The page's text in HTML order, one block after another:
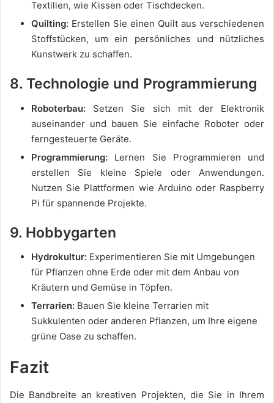
Textilien, wie Kissen oder Tischdecken.
Quilting: Erstellen Sie einen Quilt aus verschiedenen
Stoffstücken, um ein persönliches und nützliches
Kunstwerk zu schaffen.
8. Technologie und Programmierung
Roboterbau: Setzen Sie sich mit der Elektronik
auseinander und bauen Sie einfache Roboter oder
ferngesteuerte Geräte.
Programmierung: Lernen Sie Programmieren und
erstellen Sie kleine Spiele oder Anwendungen.
Nutzen Sie Plattformen wie Arduino oder Raspberry
Pi für spannende Projekte.
9. Hobbygarten
Hydrokultur: Experimentieren Sie mit Umgebungen
für Pflanzen ohne Erde oder mit dem Anbau von
Kräutern und Gemüse in Töpfen.
Terrarien: Bauen Sie kleine Terrarien mit
Sukkulenten oder anderen Pflanzen, um Ihre eigene
grüne Oase zu schaffen.
Fazit
Die Bandbreite an kreativen Projekten, die Sie in Ihrem